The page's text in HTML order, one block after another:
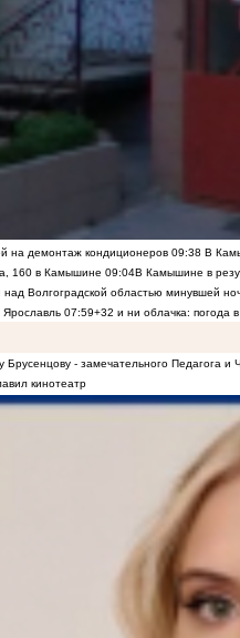
на демонтаж кондиционеров 09:38 В
160 в Камышине 09:04В Камышине в
Волгоградской областью минувшей
Ярославль 07:59+32 и ни облачка: погода
- замечательного Педагога и
кинотеатр